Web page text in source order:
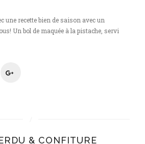
une recette bien de saison avec un
Un bol de maquée à la pistache, servi
pistache
& CONFITURE